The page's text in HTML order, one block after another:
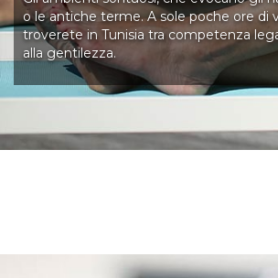
o le antiche terme. A sole poche ore di
troverete in Tunisia tra competenza
alla gentilezza.